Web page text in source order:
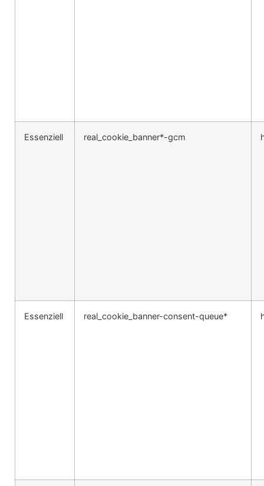
Essenziell real_cookie_banner*-gcm
Essenziell real_cookie_banner-consent-queue*